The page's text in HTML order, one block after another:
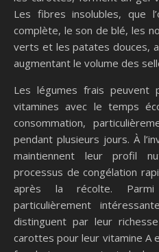
Les fibres insolubles, que
complète, le son de blé, les
verts et les patates douces,
augmentant le volume des
Les légumes frais peuvent
vitamines avec le temps
consommation,
pendant plusieurs jours. À
maintiennent leur profil
processus de congélation
après la récolte.
particulièrement
distinguent par leur
carottes pour leur vitamine A